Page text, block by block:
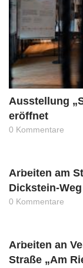
Ausstellung
eröffnet
0 Kommentare
News
Arbeiten am
Dickstein-
0 Kommentare
News
Arbeiten an
Straße „Am